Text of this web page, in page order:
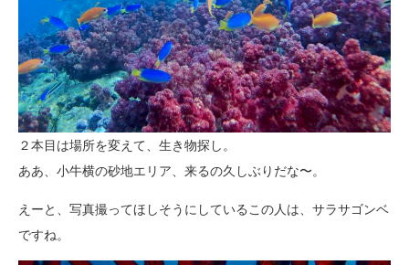
２本目は場所を変えて、生き物探し。
ああ、小牛横の砂地エリア、来るの久しぶりだな〜。
えーと、写真撮ってほしそうにしているこの人は、サラサゴンベ
ですね。